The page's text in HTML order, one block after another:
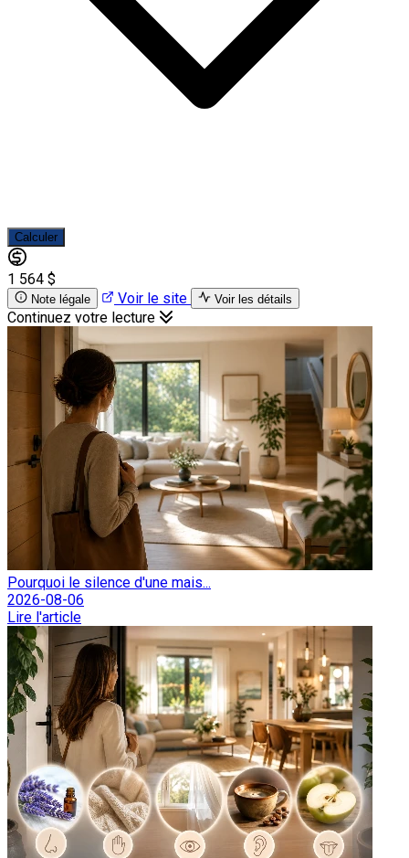
Calculer
1 564 $
Note légale Voir le site Voir les détails
Continuez votre lecture
Pourquoi le silence d'une mais...
2026-08-06
Lire l'article